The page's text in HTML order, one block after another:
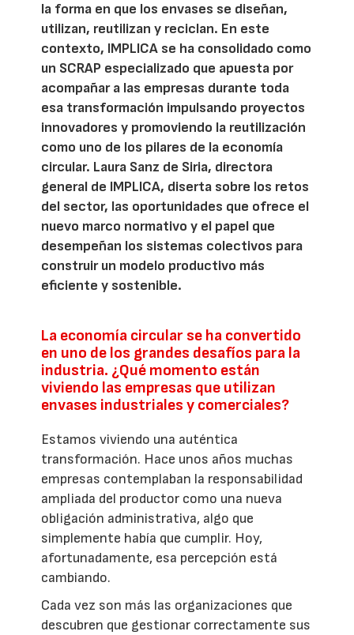
la forma en que los envases se diseñan,
utilizan, reutilizan y reciclan. En este
contexto, IMPLICA se ha consolidado como
un SCRAP especializado que apuesta por
acompañar a las empresas durante toda
esa transformación impulsando proyectos
innovadores y promoviendo la reutilización
como uno de los pilares de la economía
circular. Laura Sanz de Siria, directora
general de IMPLICA, diserta sobre los retos
del sector, las oportunidades que ofrece el
nuevo marco normativo y el papel que
desempeñan los sistemas colectivos para
construir un modelo productivo más
eficiente y sostenible.
La economía circular se ha convertido
en uno de los grandes desafíos para la
industria. ¿Qué momento están
viviendo las empresas que utilizan
envases industriales y comerciales?
Estamos viviendo una auténtica
transformación. Hace unos años muchas
empresas contemplaban la responsabilidad
ampliada del productor como una nueva
obligación administrativa, algo que
simplemente había que cumplir. Hoy,
afortunadamente, esa percepción está
cambiando.
Cada vez son más las organizaciones que
descubren que gestionar correctamente sus